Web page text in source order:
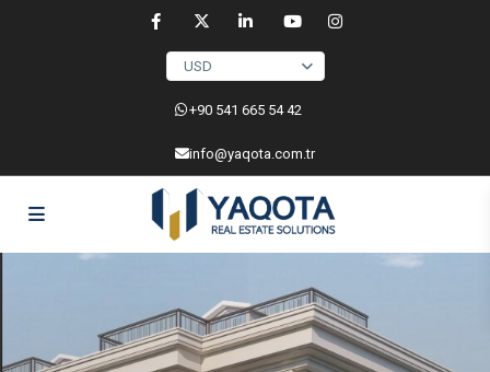
USD
‎+90 541 665 54 42
info@yaqota.com.tr